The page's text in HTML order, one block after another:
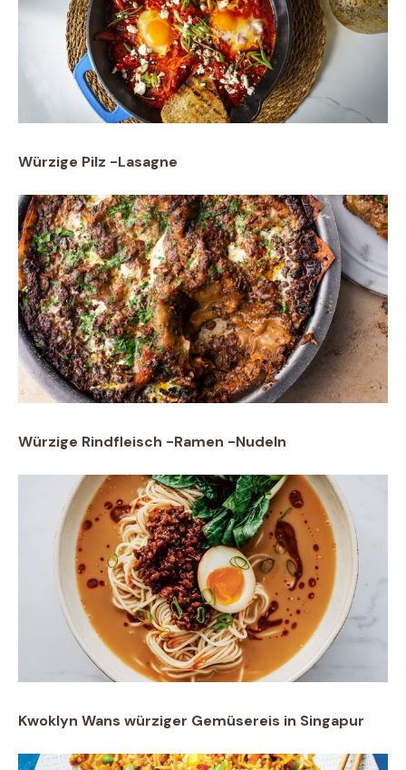
Würzige Pilz -Lasagne
Würzige Rindfleisch -Ramen -Nudeln
Kwoklyn Wans würziger Gemüsereis in Singapur